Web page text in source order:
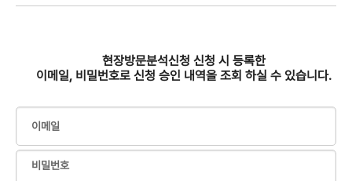
현장방문분석신청 신청 시 등록한
이메일, 비밀번호로 신청 승인 내역을 조회 하실 수 있습니다.
이메일
비밀번호